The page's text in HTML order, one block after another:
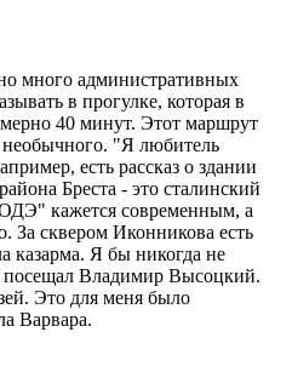
много административных
в прогулке, которая в
40 минут. Этот маршрут
необычного. "Я любитель
есть рассказ о здании
Бреста - это сталинский
кажется современным, а
За сквером Иконникова есть
казарма. Я бы никогда не
посещал Владимир Высоцкий.
Это для меня было
Варвара.